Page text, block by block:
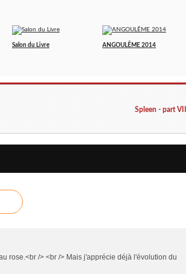
Salon du Livre ANGOULÊME 2014
Spleen - part VIII
rose.<br /> <br /> Mais j'apprécie déjà l'évolution du